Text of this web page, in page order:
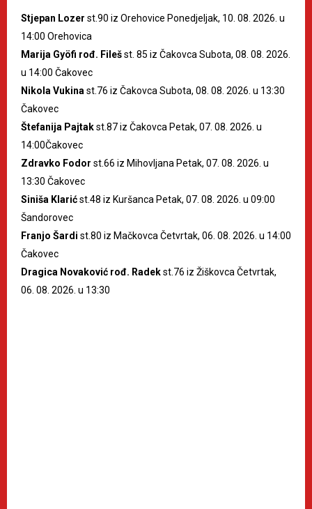
Stjepan Lozer st.90 iz Orehovice Ponedjeljak, 10. 08. 2026. u
14:00 Orehovica
Marija Gyöfi rođ. Filešst. 85 iz Čakovca Subota, 08. 08. 2026.
u 14:00 Čakovec
Nikola Vukina st.76 iz Čakovca Subota, 08. 08. 2026. u 13:30
Čakovec
Štefanija Pajtakst.87 iz Čakovca Petak, 07. 08. 2026. u
14:00Čakovec
Zdravko Fodor st.66 iz Mihovljana Petak, 07. 08. 2026. u
13:30 Čakovec
Siniša Klarićst.48 iz Kuršanca Petak, 07. 08. 2026. u 09:00
Šandorovec
Franjo Šardi st.80 iz Mačkovca Četvrtak, 06. 08. 2026. u 14:00
Čakovec
Dragica Novaković rođ. Radekst.76 iz Žiškovca Četvrtak,
06. 08. 2026. u 13:30